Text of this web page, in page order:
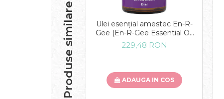
Produse similare
Ulei esențial amestec En-R-
Gee (En-R-Gee Essential Oil
Blend) 15 ML
229,48 RON
ADAUGA IN COS